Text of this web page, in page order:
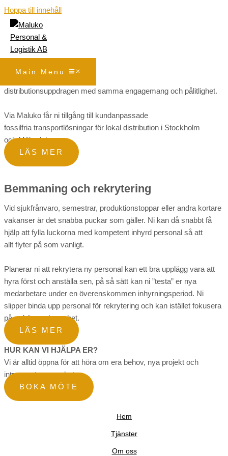
Hoppa till innehåll
Main Menu
Tjänster
Transport
Det finns inga logistikbehov som inte går att lösa!
distributionsuppdragen med samma engagemang och pålitlighet.
Via Maluko får ni tillgång till kundanpassade
fossilfria transportlösningar för lokal distribution i Stockholm
och Mälardalen.
LÄS MER
Bemmaning och rekrytering
Vid sjukfrånvaro, semestrar, produktionstoppar eller andra kortare
vakanser är det snabba puckar som gäller. Ni kan då snabbt få
hjälp att fylla luckorna med kompetent inhyrd personal så att
allt flyter på som vanligt.
Planerar ni att rekrytera ny personal kan ett bra upplägg vara att
hyra först och anställa sen, på så sätt kan ni ”testa” er nya
medarbetare under en överenskommen inhyrningsperiod. Ni
slipper binda upp personal för rekrytering och kan istället fokusera
på er kärnverksamhet.
LÄS MER
HUR KAN VI HJÄLPA ER?
Vi är alltid öppna för att höra om era behov, nya projekt och
intressanta samarbeten.
BOKA MÖTE
Hem
Tjänster
Om oss